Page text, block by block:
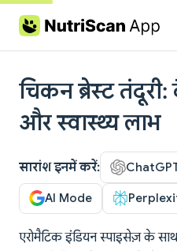
Skip to content
चिकन ब्रेस्ट तंदूरी:
और स्वास्थ्य लाभ
सारांश इनमें करें:
AI Mode
एरोमैटिक इंडियन स्पाइसेज़ के साथ